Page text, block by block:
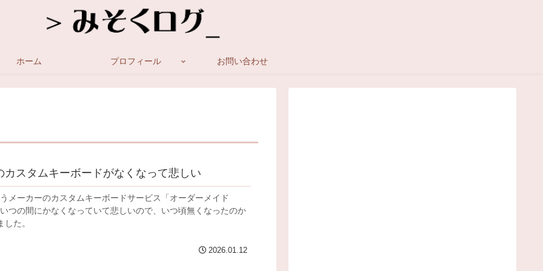
ホーム プロフィール お問い合わせ
カスタムキーボードがなくなって悲しい
メーカーのカスタムキーボードサービス「オーダーメイド
つの間にかなくなっていて悲しいので、いつ頃無くなったのか
た。
2026.01.12